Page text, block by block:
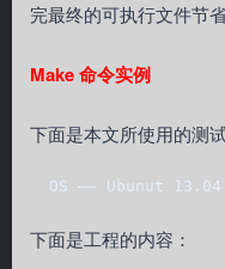
完最终的可执行文件节
Make 命令实例
下面是本文所使用的测
OS ―― Ubunut
下面是工程的内容：